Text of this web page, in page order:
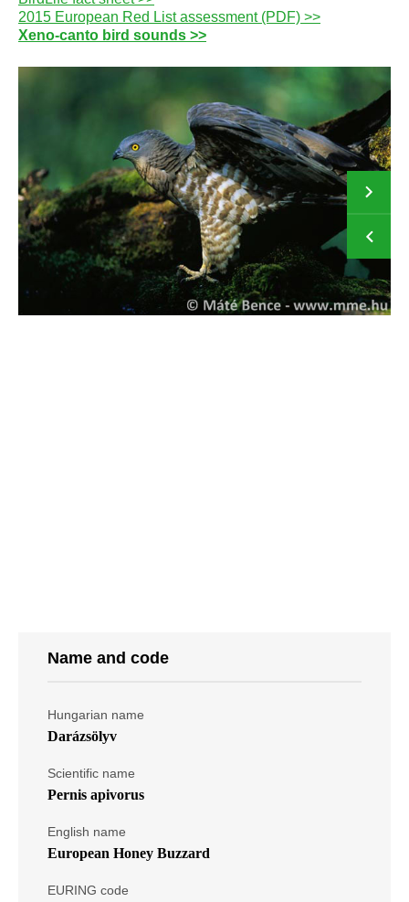
2015 European Red List assessment (PDF) >>
Xeno-canto bird sounds >>
Name and code
Hungarian name
Darázsölyv
Scientific name
Pernis apivorus
English name
European Honey Buzzard
EURING code